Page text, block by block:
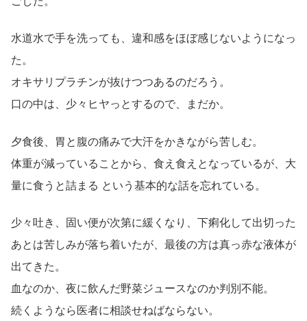
水道水で手を洗っても、違和感をほぼ感じないようになっ
た。
オキサリプラチンが抜けつつあるのだろう。
口の中は、少々ヒヤっとするので、まだか。
夕食後、胃と腹の痛みで大汗をかきながら苦しむ。
体重が減っていることから、食え食えとなっているが、大
量に食うと詰まる という基本的な話を忘れている。
少々吐き、固い便が次第に緩くなり、下痢化して出切った
あとは苦しみが落ち着いたが、最後の方は真っ赤な液体が
出てきた。
血なのか、夜に飲んだ野菜ジュースなのか判別不能。
続くようなら医者に相談せねばならない。